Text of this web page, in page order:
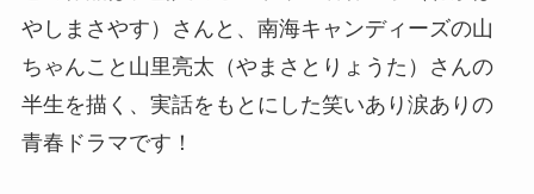
やしまさやす）さんと、南海キャンディーズの山
ちゃんこと山里亮太（やまさとりょうた）さんの
半生を描く、実話をもとにした笑いあり涙ありの
青春ドラマです！